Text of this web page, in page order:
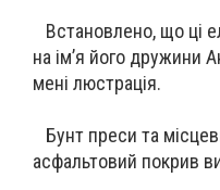
Встановлено, що ці
на ім’я його дружини
мені люстрація.
Бунт преси та
асфальтовий покрив